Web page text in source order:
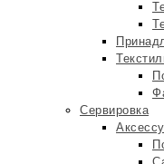
Сервировка